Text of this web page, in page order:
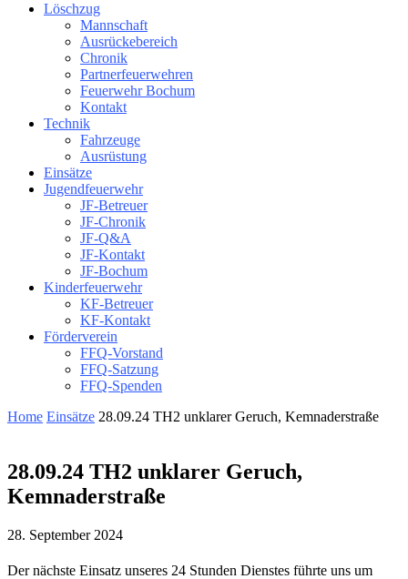
Löschzug
Mannschaft
Ausrückebereich
Chronik
Partnerfeuerwehren
Feuerwehr Bochum
Kontakt
Technik
Fahrzeuge
Ausrüstung
Einsätze
Jugendfeuerwehr
JF-Betreuer
JF-Chronik
JF-Q&A
JF-Kontakt
JF-Bochum
Kinderfeuerwehr
KF-Betreuer
KF-Kontakt
Förderverein
FFQ-Vorstand
FFQ-Satzung
FFQ-Spenden
Home Einsätze 28.09.24 TH2 unklarer Geruch, Kemnaderstraße
28.09.24 TH2 unklarer Geruch,
Kemnaderstraße
28. September 2024
Der nächste Einsatz unseres 24 Stunden Dienstes führte uns um